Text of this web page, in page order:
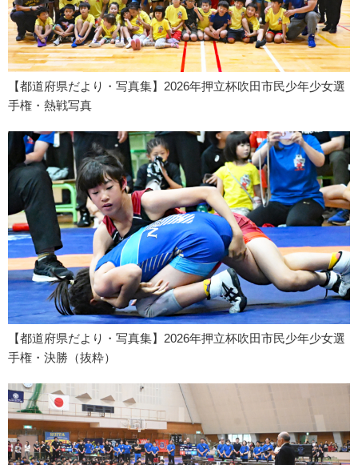
【都道府県だより・写真集】2026年押立杯吹田市民少年少女選
手権・熱戦写真
【都道府県だより・写真集】2026年押立杯吹田市民少年少女選
手権・決勝（抜粋）